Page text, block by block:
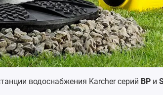
водоснабжения Karcher серий BPи